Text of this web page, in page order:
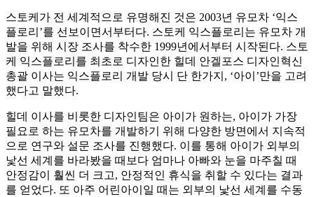
스토케가 전 세계적으로 유명해진 것은 2003년 유모차 ‘익스
플로리’를 선보이면서부터다. 스토케 익스플로리는 유모차 개
발을 위해 시장 조사를 착수한 1999년에서부터 시작된다. 스토
케 익스플로리를 최초로 디자인한 힐데 안겔포스 디자인혁신
총괄 이사는 익스플로리 개발 당시 단 한가지, ‘아이’만을 고려
했다고 말했다.
힐데 이사를 비롯한 디자인팀은 아이가 원하는, 아이가 가장
필요로 하는 유모차를 개발하기 위해 다양한 방면에서 지속적
으로 연구와 설문 조사를 진행했다. 이를 통해 아이가 외부의
낯선 세계를 바라봤을 때보다 엄마나 아빠와 눈을 마주칠 때
안정감이 훨씬 더 크고, 안정적인 휴식을 취할 수 있다는 결과
를 얻었다. 또 아주 어린아이일 때는 외부의 낯선 세계를 수동